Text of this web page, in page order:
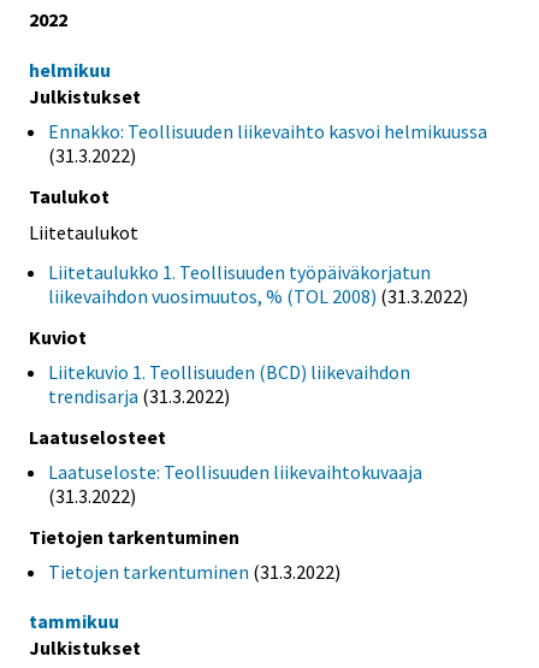
2022
helmikuu
Julkistukset
Ennakko: Teollisuuden liikevaihto kasvoi helmikuussa
(31.3.2022)
Taulukot
Liitetaulukot
Liitetaulukko 1. Teollisuuden työpäiväkorjatun
liikevaihdon vuosimuutos, % (TOL 2008) (31.3.2022)
Kuviot
Liitekuvio 1. Teollisuuden (BCD) liikevaihdon
trendisarja (31.3.2022)
Laatuselosteet
Laatuseloste: Teollisuuden liikevaihtokuvaaja
(31.3.2022)
Tietojen tarkentuminen
Tietojen tarkentuminen (31.3.2022)
tammikuu
Julkistukset